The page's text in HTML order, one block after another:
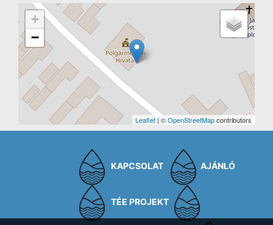
+
−
Leaflet | ©OpenStreetMapcontributors
KAPCSOLAT AJÁNLÓ
TÉE PROJEKT